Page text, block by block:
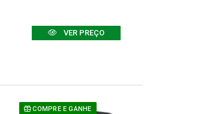
VER PREÇO
COMPRE E GANHE